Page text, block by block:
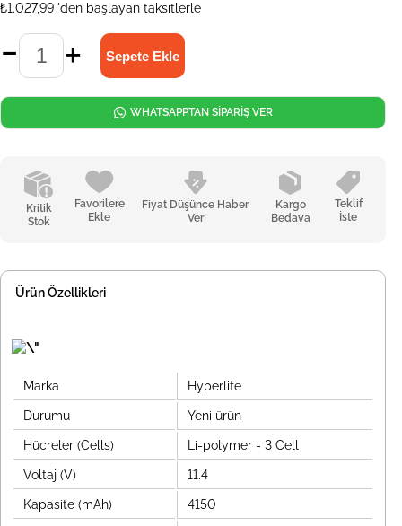
₺1.027,99 'den başlayan taksitlerle
Kritik
Stok
Favorilere
Ekle
Fiyat Düşünce Haber
Ver
Kargo
Bedava
Teklif
İste
WHATSAPPTAN SİPARİŞ VER
Ürün Özellikleri
Marka Hyperlife
Durumu Yeni ürün
Hücreler (Cells) Li-polymer - 3 Cell
Voltaj (V) 11.4
Kapasite (mAh) 4150